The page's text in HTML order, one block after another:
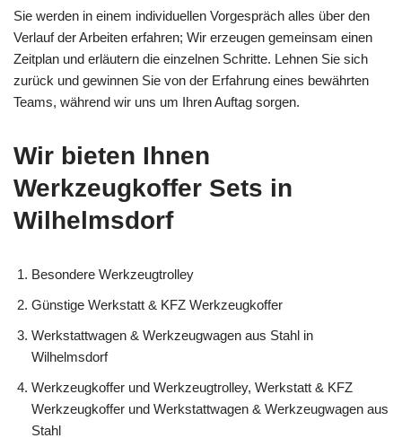
Sie werden in einem individuellen Vorgespräch alles über den
Verlauf der Arbeiten erfahren; Wir erzeugen gemeinsam einen
Zeitplan und erläutern die einzelnen Schritte. Lehnen Sie sich
zurück und gewinnen Sie von der Erfahrung eines bewährten
Teams, während wir uns um Ihren Auftag sorgen.
Wir bieten Ihnen
Werkzeugkoffer Sets in
Wilhelmsdorf
Besondere Werkzeugtrolley
Günstige Werkstatt & KFZ Werkzeugkoffer
Werkstattwagen & Werkzeugwagen aus Stahl in
Wilhelmsdorf
Werkzeugkoffer und Werkzeugtrolley, Werkstatt & KFZ
Werkzeugkoffer und Werkstattwagen & Werkzeugwagen aus
Stahl